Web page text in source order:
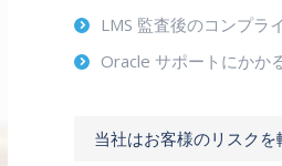
LMS 監査後のコンプラ
Oracle サポートにかか
当社はお客様のリスクを